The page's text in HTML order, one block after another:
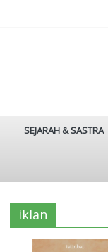
SEJARAH & SASTRA
iklan